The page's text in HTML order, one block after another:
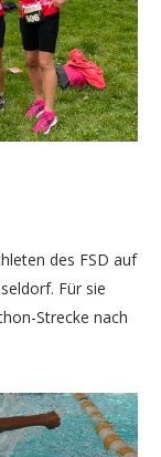
des FSD auf
Für sie
Strecke nach